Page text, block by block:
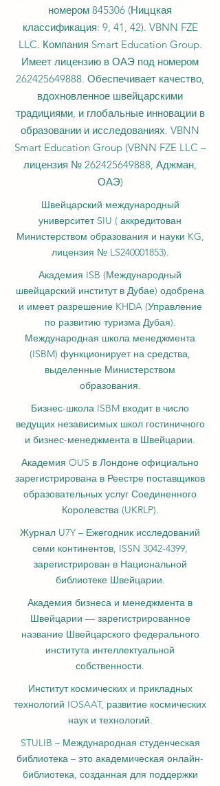
номером 845306 (Ниццкая
классификация: 9, 41, 42). VBNN FZE
LLC. Компания Smart Education Group.
Имеет лицензию в ОАЭ под номером
262425649888. Обеспечивает качество,
вдохновленное швейцарскими
традициями, и глобальные инновации в
образовании и исследованиях. VBNN
Smart Education Group (VBNN FZE LLC –
лицензия № 262425649888, Аджман,
ОАЭ)
Швейцарский международный
университет SIU ( аккредитован
Министерством образования и науки KG,
лицензия № LS240001853).
Академия ISB (Международный
швейцарский институт в Дубае) одобрена
и имеет разрешение KHDA (Управление
по развитию туризма Дубая).
Международная школа менеджмента
(ISBM) функционирует на средства,
выделенные Министерством
образования.
Бизнес-школа ISBM входит в число
ведущих независимых школ гостиничного
и бизнес-менеджмента в Швейцарии.
Академия OUS в Лондоне официально
зарегистрирована в Реестре поставщиков
образовательных услуг Соединенного
Королевства (UKRLP).
Журнал U7Y – Ежегодник исследований
семи континентов, ISSN 3042-4399,
зарегистрирован в Национальной
библиотеке Швейцарии.
Академия бизнеса и менеджмента в
Швейцарии — зарегистрированное
название Швейцарского федерального
института интеллектуальной
собственности.
Институт космических и прикладных
технологий IOSAAT, развитие космических
наук и технологий.
STULIB – Международная студенческая
библиотека – это академическая онлайн-
библиотека, созданная для поддержки